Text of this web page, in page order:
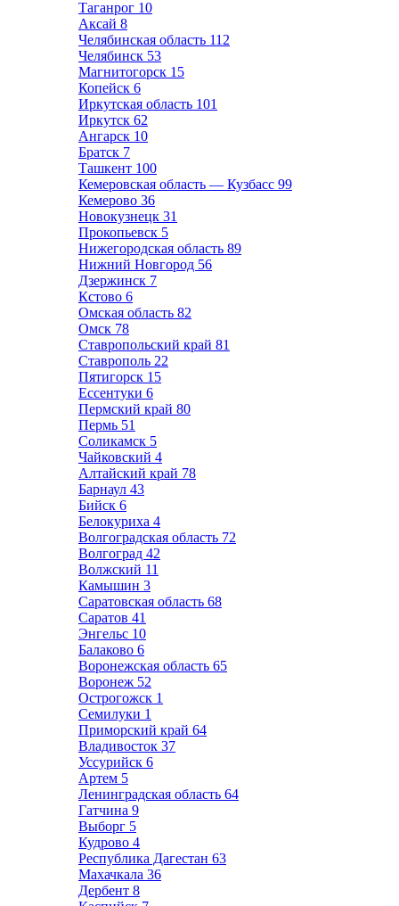
Таганрог 10
Аксай 8
Челябинская область 112
Челябинск 53
Магнитогорск 15
Копейск 6
Иркутская область 101
Иркутск 62
Ангарск 10
Братск 7
Ташкент 100
Кемеровская область — Кузбасс 99
Кемерово 36
Новокузнецк 31
Прокопьевск 5
Нижегородская область 89
Нижний Новгород 56
Дзержинск 7
Кстово 6
Омская область 82
Омск 78
Ставропольский край 81
Ставрополь 22
Пятигорск 15
Ессентуки 6
Пермский край 80
Пермь 51
Соликамск 5
Чайковский 4
Алтайский край 78
Барнаул 43
Бийск 6
Белокуриха 4
Волгоградская область 72
Волгоград 42
Волжский 11
Камышин 3
Саратовская область 68
Саратов 41
Энгельс 10
Балаково 6
Воронежская область 65
Воронеж 52
Острогожск 1
Семилуки 1
Приморский край 64
Владивосток 37
Уссурийск 6
Артем 5
Ленинградская область 64
Гатчина 9
Выборг 5
Кудрово 4
Республика Дагестан 63
Махачкала 36
Дербент 8